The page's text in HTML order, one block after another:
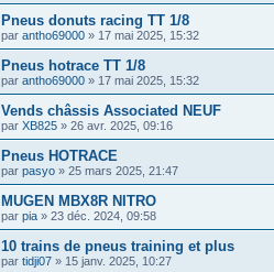
Pneus donuts racing TT 1/8
par antho69000 » 17 mai 2025, 15:32
Pneus hotrace TT 1/8
par antho69000 » 17 mai 2025, 15:32
Vends châssis Associated NEUF
par XB825 » 26 avr. 2025, 09:16
Pneus HOTRACE
par pasyo » 25 mars 2025, 21:47
MUGEN MBX8R NITRO
par pia » 23 déc. 2024, 09:58
10 trains de pneus training et plus
par tidji07 » 15 janv. 2025, 10:27